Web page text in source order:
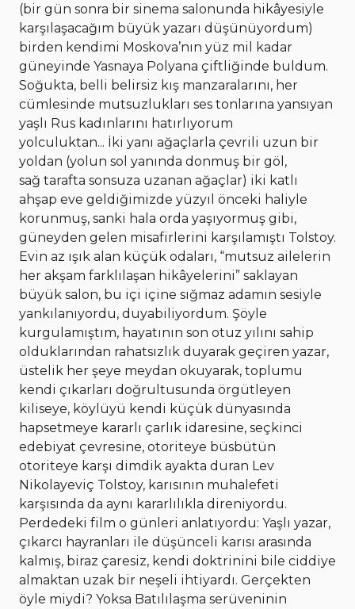
(bir gün sonra bir sinema salonunda hikâyesiyle
karşılaşacağım büyük yazarı düşünüyordum)
birden kendimi Moskova’nın yüz mil kadar
güneyinde Yasnaya Polyana çiftliğinde buldum.
Soğukta, belli belirsiz kış manzaralarını, her
cümlesinde mutsuzlukları ses tonlarına yansıyan
yaşlı Rus kadınlarını hatırlıyorum
yolculuktan... İki yanı ağaçlarla çevrili uzun bir
yoldan (yolun sol yanında donmuş bir göl,
sağ tarafta sonsuza uzanan ağaçlar) iki katlı
ahşap eve geldiğimizde yüzyıl önceki haliyle
korunmuş, sanki hala orda yaşıyormuş gibi,
güneyden gelen misafirlerini karşılamıştı Tolstoy.
Evin az ışık alan küçük odaları, “mutsuz ailelerin
her akşam farklılaşan hikâyelerini” saklayan
büyük salon, bu içi içine sığmaz adamın sesiyle
yankılanıyordu, duyabiliyordum. Şöyle
kurgulamıştım, hayatının son otuz yılını sahip
olduklarından rahatsızlık duyarak geçiren yazar,
üstelik her şeye meydan okuyarak, toplumu
kendi çıkarları doğrultusunda örgütleyen
kiliseye, köylüyü kendi küçük dünyasında
hapsetmeye kararlı çarlık idaresine, seçkinci
edebiyat çevresine, otoriteye büsbütün
otoriteye karşı dimdik ayakta duran Lev
Nikolayeviç Tolstoy, karısının muhalefeti
karşısında da aynı kararlılıkla direniyordu.
Perdedeki film o günleri anlatıyordu: Yaşlı yazar,
çıkarcı hayranları ile düşünceli karısı arasında
kalmış, biraz çaresiz, kendi doktrinini bile ciddiye
almaktan uzak bir neşeli ihtiyardı. Gerçekten
öyle miydi? Yoksa Batılılaşma serüveninin